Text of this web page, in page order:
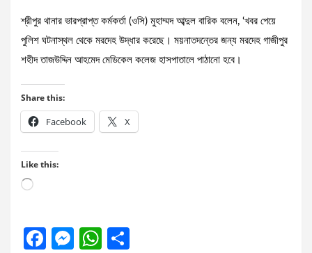
শ্রীপুর থানার ভারপ্রাপ্ত কর্মকর্তা (ওসি) মুহাম্মদ আব্দুল বারিক বলেন, ‘খবর পেয়ে
পুলিশ ঘটনাস্থল থেকে মরদেহ উদ্ধার করেছে। ময়নাতদন্তের জন্য মরদেহ গাজীপুর
শহীদ তাজউদ্দিন আহমেদ মেডিকেল কলেজ হাসপাতালে পাঠানো হবে।
Share this:
Facebook X
Like this:
Loading…
F
M W